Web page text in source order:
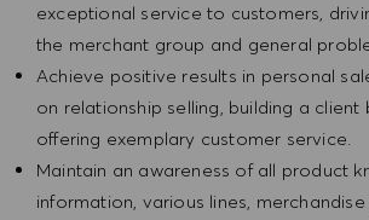
exceptional service to customers,
the merchant group and general
Achieve positive results in personal
on relationship selling, building a client
offering exemplary customer service.
Maintain an awareness of all product
information, various lines,